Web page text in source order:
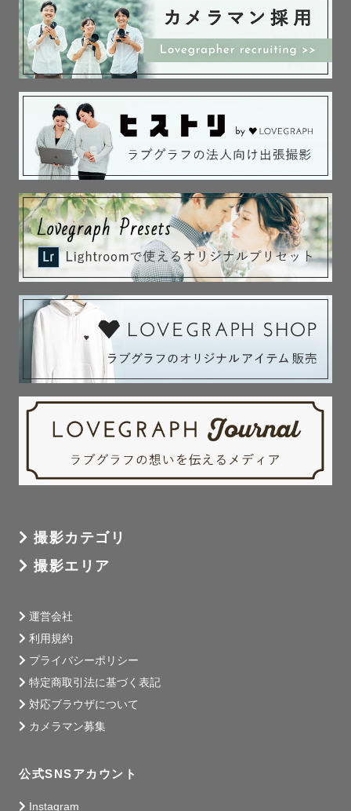
対応できる場合がございます。
ご依頼後はLINEやZOOMでの
打ち合わせも可能です◎
- - - - - - - - - - - - - - - - - - - - - - - -
③ 撮影対応エリア
大阪 / 兵庫 / 京都 / 奈良
⚠️公共交通機関での移動となります。
⚠️交通費が往復3000円以上の場合、
別途ご負担いただく場合がございます。
- - - - - - - - - - - - - - - - - - - - - - - -
④ その他ご案内
■ 撮影許可申請について
撮影地によっては許可申請が必要です。
申請は原則お客様にお願いしております。
別途申請料が発生する場合は、
お客様のご負担となります。
■ 小道具について
原則お客様でご用意いただきます。
- - - - - - - - - - - - - - - - - - - - - - - -
今の笑顔を残すことで、
数年後のあなたや家族が
「このとき頑張ってたね」
「こんなに笑ってたね」
と心をあたためられる瞬間が必ずきます。
未来のあなたを救うのは、
撮影カテゴリ
撮影エリア
運営会社
利用規約
プライバシーポリシー
特定商取引法に基づく表記
対応ブラウザについて
カメラマン募集
公式SNSアカウント
Instagram